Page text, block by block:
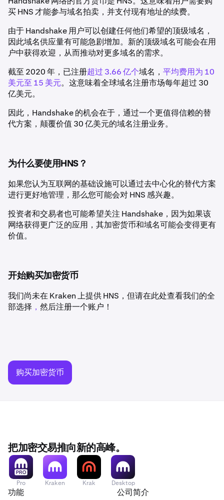
买 HNS 才能参与域名拍卖，并支付现有地址的续费。
由于 Handshake 用户可以创建任何他们希望的顶级域名，
因此域名供应量有可能急剧增加。新的顶级域名可能会在用
户中获得欢迎，从而推动对更多域名的需求。
截至 2020 年，已注册超过 3.66 亿个域名， 平均费用为 10
美元至 15 美元。这意味着全球域名注册市场每年超过 30
亿美元。
因此，Handshake 的机会在于，通过一个更值得信赖的替
代方案，颠覆价值 30 亿美元的域名注册业务。
为什么要使用HNS？
如果您认为互联网的基础设施可以通过去中心化的替代方案
进行更好地管理，那么您可能会对 HNS 感兴趣。
投资者和交易者也可能希望关注 Handshake，因为如果该
网络获得更广泛的应用，其加密货币和域名可能会变得更有
价值。
开始购买加密货币
我们尚未在 Kraken 上提供 HNS，但请在此处查看我们的全
部选择 ， 然后注册一个账户！
购买加密货币
把加密交易推向新的高峰。
Pro Kraken Krak Desktop
功能 公司简介